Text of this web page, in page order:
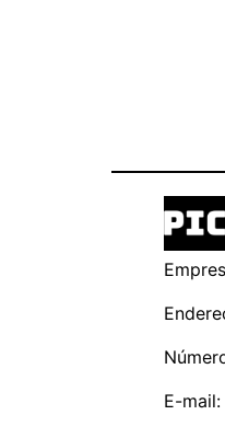
E-mail: